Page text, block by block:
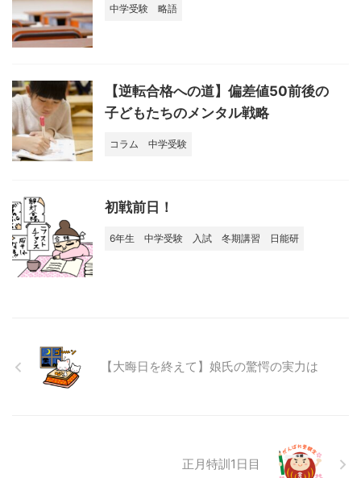
中学受験 略語
【逆転合格への道】偏差値50前後の
子どもたちのメンタル戦略
コラム 中学受験
初戦前日！
6年生 中学受験 入試 冬期講習 日能研
【大晦日を終えて】娘氏の驚愕の実力は
正月特訓1日目